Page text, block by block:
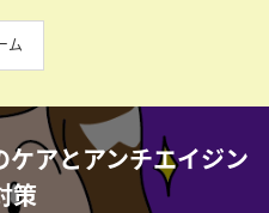
ム
アとアンチエイジン
策